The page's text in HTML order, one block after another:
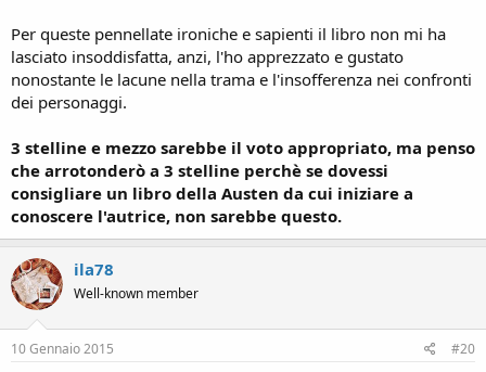
Per queste pennellate ironiche e sapienti il libro non mi ha
lasciato insoddisfatta, anzi, l'ho apprezzato e gustato
nonostante le lacune nella trama e l'insofferenza nei confronti
dei personaggi.
3 stelline e mezzo sarebbe il voto appropriato, ma penso
che arrotonderò a 3 stelline perchè se dovessi
consigliare un libro della Austen da cui iniziare a
conoscere l'autrice, non sarebbe questo.
ila78
Well-known member
10 Gennaio 2015 #20